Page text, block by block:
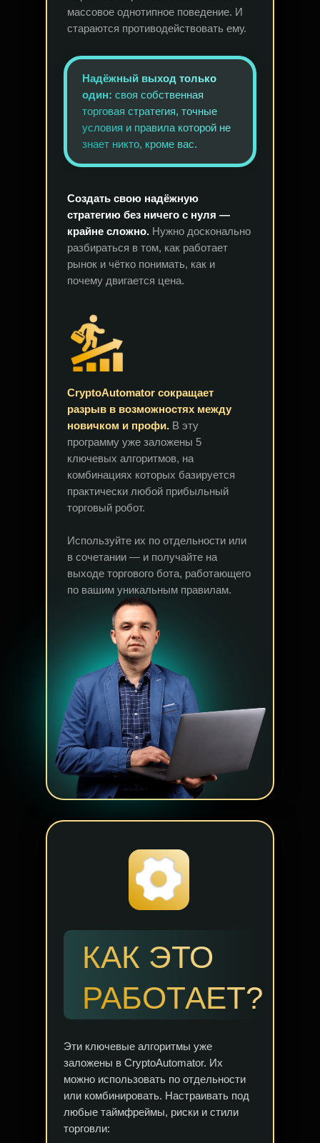
массовое однотипное поведение. И
стараются противодействовать ему.
Надёжный выход только
один: своя собственная
торговая стратегия, точные
условия и правила которой не
знает никто, кроме вас.
Создать свою надёжную
стратегию без ничего с нуля —
крайне сложно. Нужно досконально
разбираться в том, как работает
рынок и чётко понимать, как и
почему двигается цена.
CryptoAutomator сокращает
разрыв в возможностях между
новичком и профи. В эту
программу уже заложены 5
ключевых алгоритмов, на
комбинациях которых базируется
практически любой прибыльный
торговый робот.
Используйте их по отдельности или
в сочетании — и получайте на
выходе торгового бота, работающего
по вашим уникальным правилам.
КАК ЭТО
РАБОТАЕТ?
Эти ключевые алгоритмы уже
заложены в CryptoAutomator. Их
можно использовать по отдельности
или комбинировать. Настраивать под
любые таймфреймы, риски и стили
торговли: